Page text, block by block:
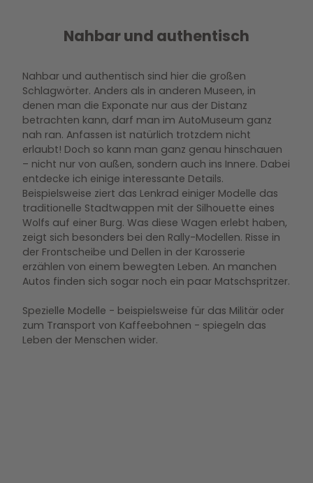
Nahbar und authentisch
Nahbar und authentisch sind hier die großen
Schlagwörter. Anders als in anderen Museen, in
denen man die Exponate nur aus der Distanz
betrachten kann, darf man im AutoMuseum ganz
nah ran. Anfassen ist natürlich trotzdem nicht
erlaubt! Doch so kann man ganz genau hinschauen
– nicht nur von außen, sondern auch ins Innere. Dabei
entdecke ich einige interessante Details.
Beispielsweise ziert das Lenkrad einiger Modelle das
traditionelle Stadtwappen mit der Silhouette eines
Wolfs auf einer Burg. Was diese Wagen erlebt haben,
zeigt sich besonders bei den Rally-Modellen. Risse in
der Frontscheibe und Dellen in der Karosserie
erzählen von einem bewegten Leben. An manchen
Autos finden sich sogar noch ein paar Matschspritzer.
Spezielle Modelle - beispielsweise für das Militär oder
zum Transport von Kaffeebohnen - spiegeln das
Leben der Menschen wider.